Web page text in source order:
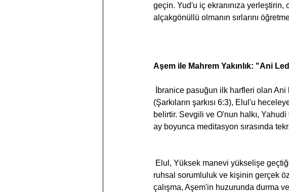
geçin. Yud'u iç ekranınıza
alçakgönüllü olmanın sırlarını
Aşem ile Mahrem Yakınlık: "Ani
(Şarkıların şarkısı 6:3), Elul'u
belirtir. Sevgili ve O'nun halkı,
ay boyunca meditasyon sırasında
ruhsal sorumluluk ve kişinin gerçek
çalışma, Aşem'in huzurunda durma